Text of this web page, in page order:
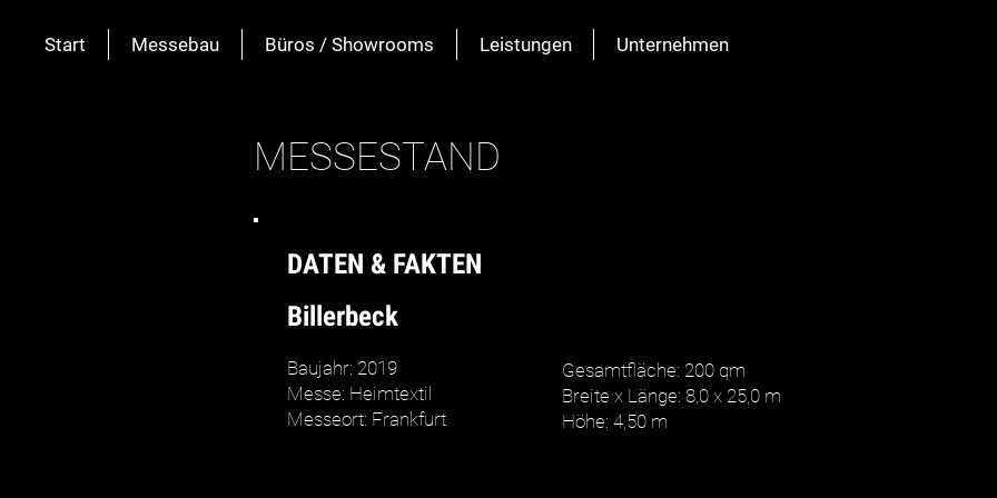
Start Messebau Büros / Showrooms Leistungen Unternehmen
MESSESTAND
DATEN & FAKTEN
Billerbeck
Baujahr: 2019
Messe: Heimtextil
Messeort: Frankfurt
Gesamtfläche: 200 qm
Breite x Länge: 8,0 x 25,0 m
Höhe: 4,50 m